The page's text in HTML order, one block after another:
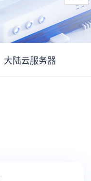
大陆云服务器